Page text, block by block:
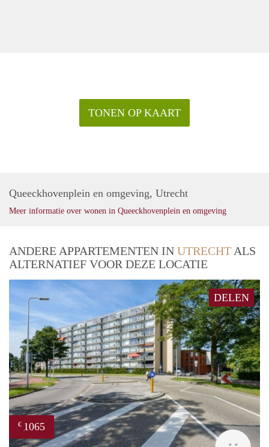
TONEN OP KAART
Queeckhovenplein en omgeving, Utrecht
Meer informatie over wonen in Queeckhovenplein en omgeving
ANDERE APPARTEMENTEN IN UTRECHT ALS
ALTERNATIEF VOOR DEZE LOCATIE
DELEN
€ 1065
rent